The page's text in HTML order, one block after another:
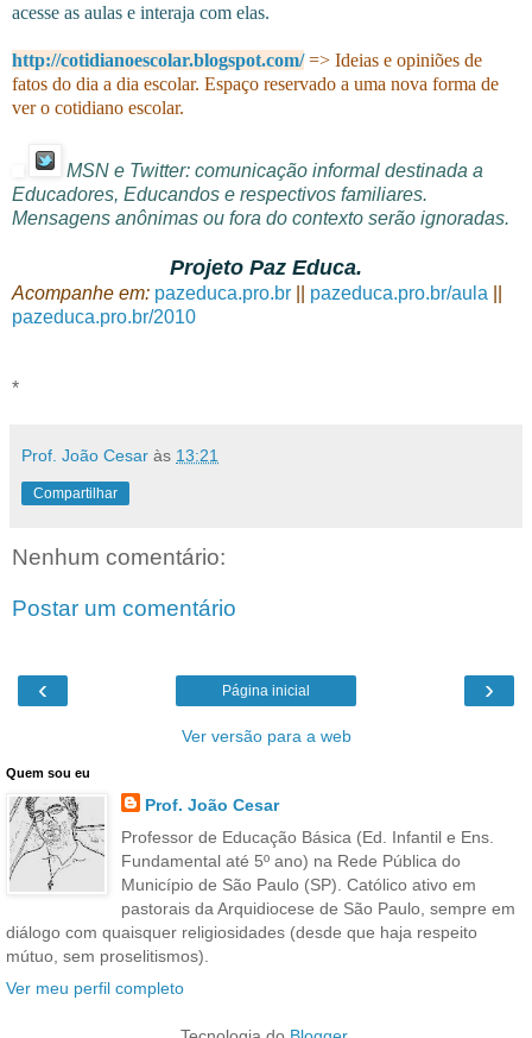
acesse as aulas e interaja com elas.
http://cotidianoescolar.blogspot.com/ => Ideias e opiniões de
fatos do dia a dia escolar. Espaço reservado a uma nova forma de
ver o cotidiano escolar.
MSN e Twitter: comunicação informal destinada a
Educadores, Educandos e respectivos familiares.
Mensagens anônimas ou fora do contexto serão ignoradas.
Projeto Paz Educa.
Acompanhe em: pazeduca.pro.br pazeduca.pro.br/aula
pazeduca.pro.br/2010
*
Prof. João Cesar às 13:21
Compartilhar
Nenhum comentário:
Postar um comentário
‹ ›
Página inicial
Ver versão para a web
Quem sou eu
Prof. João Cesar
Professor de Educação Básica (Ed. Infantil e Ens.
Fundamental até 5º ano) na Rede Pública do
Município de São Paulo (SP). Católico ativo em
pastorais da Arquidiocese de São Paulo, sempre em
diálogo com quaisquer religiosidades (desde que haja respeito
mútuo, sem proselitismos).
Ver meu perfil completo